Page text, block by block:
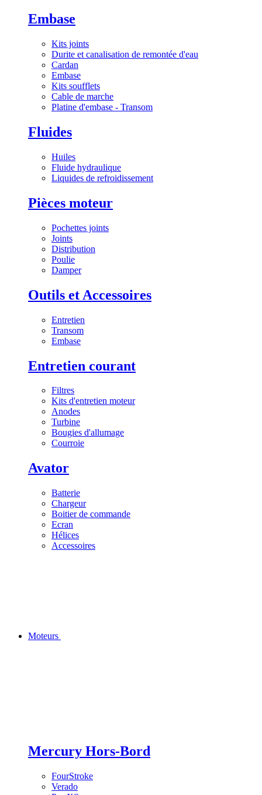
Embase
Kits joints
Durite et canalisation de remontée d'eau
Cardan
Embase
Kits soufflets
Cable de marche
Platine d'embase - Transom
Fluides
Huiles
Fluide hydraulique
Liquides de refroidissement
Pièces moteur
Pochettes joints
Joints
Distribution
Poulie
Damper
Outils et Accessoires
Entretien
Transom
Embase
Entretien courant
Filtres
Kits d'entretien moteur
Anodes
Turbine
Bougies d'allumage
Courroie
Avator
Batterie
Chargeur
Boitier de commande
Ecran
Hélices
Accessoires
Moteurs
Mercury Hors-Bord
FourStroke
Verado